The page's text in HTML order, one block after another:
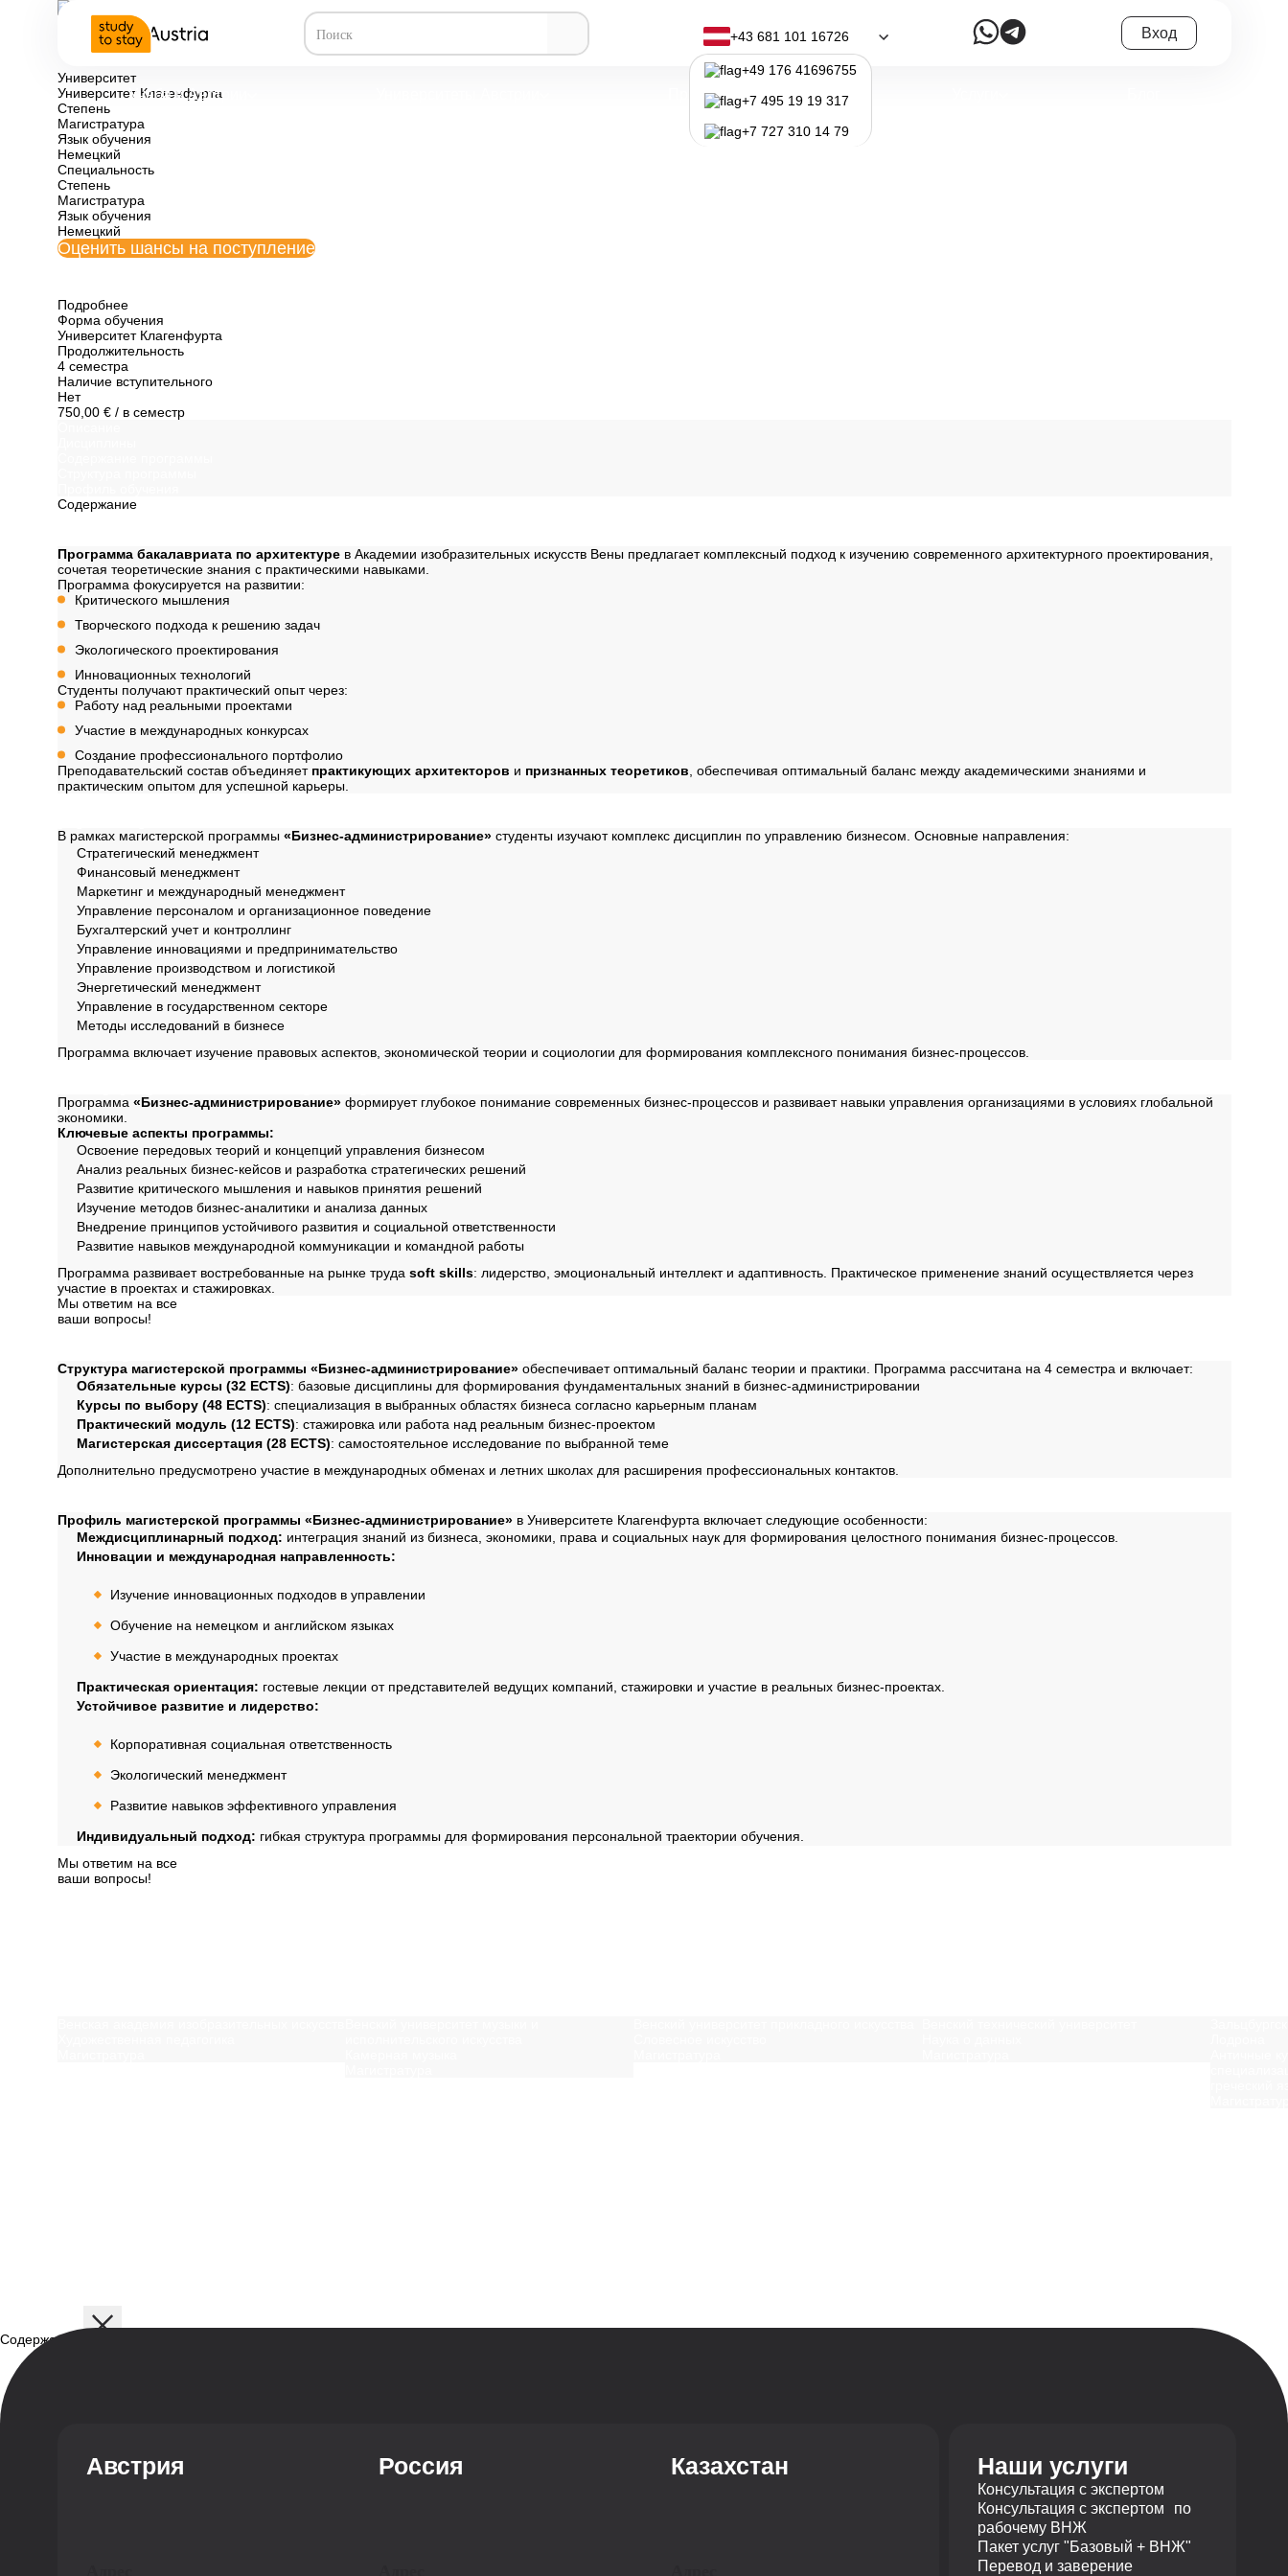
+43 681 101 16726
+49 176 41696755
+7 495 19 19 317
+7 727 310 14 79
Вход
Учеба в Австрии Программы обучения
Все программы обучения Австрии
Бизнес-администрирование
Университет
Университет Клагенфурта
Степень
Магистратура
Язык обучения
Немецкий
Специальность
Степень
Магистратура
Язык обучения
Немецкий
Оценить шансы на поступление
Подробнее
Форма обучения
Университет Клагенфурта
Продолжительность
4 семестра
Наличие вступительного
Нет
750,00 €/ в семестр
Содержание
Программа бакалавриата по архитектурев Академии изобразительных искусств Вены предлагает комплексный подход к изучению современного архитектурного проектирования,
сочетая теоретические знания с практическими навыками.
Программа фокусируется на развитии:
Критического мышления
Творческого подхода к решению задач
Экологического проектирования
Инновационных технологий
Студенты получают практический опыт через:
Работу над реальными проектами
Участие в международных конкурсах
Создание профессионального портфолио
Преподавательский состав объединяет практикующих архитекторов и признанных теоретиков , обеспечивая оптимальный баланс между академическими знаниями и
практическим опытом для успешной карьеры.
В рамках магистерской программы «Бизнес-администрирование»студенты изучают комплекс дисциплин по управлению бизнесом. Основные направления:
Стратегический менеджмент
Финансовый менеджмент
Маркетинг и международный менеджмент
Управление персоналом и организационное поведение
Бухгалтерский учет и контроллинг
Управление инновациями и предпринимательство
Управление производством и логистикой
Энергетический менеджмент
Управление в государственном секторе
Методы исследований в бизнесе
Программа включает изучение правовых аспектов, экономической теории и социологии для формирования комплексного понимания бизнес-процессов.
Программа «Бизнес-администрирование»формирует глубокое понимание современных бизнес-процессов и развивает навыки управления организациями в условиях глобальной
экономики.
Ключевые аспекты программы:
Освоение передовых теорий и концепций управления бизнесом
Анализ реальных бизнес-кейсов и разработка стратегических решений
Развитие критического мышления и навыков принятия решений
Изучение методов бизнес-аналитики и анализа данных
Внедрение принципов устойчивого развития и социальной ответственности
Развитие навыков международной коммуникации и командной работы
Программа развивает востребованные на рынке труда soft skills: лидерство, эмоциональный интеллект и адаптивность. Практическое применение знаний осуществляется через
участие в проектах и стажировках.
Мы ответим на все
ваши вопросы!
Структура магистерской программы «Бизнес-администрирование»обеспечивает оптимальный баланс теории и практики. Программа рассчитана на 4 семестра и включает:
Обязательные курсы (32 ECTS): базовые дисциплины для формирования фундаментальных знаний в бизнес-администрировании
Курсы по выбору (48 ECTS): специализация в выбранных областях бизнеса согласно карьерным планам
Практический модуль (12 ECTS): стажировка или работа над реальным бизнес-проектом
Магистерская диссертация (28 ECTS): самостоятельное исследование по выбранной теме
Дополнительно предусмотрено участие в международных обменах и летних школах для расширения профессиональных контактов.
Профиль магистерской программы «Бизнес-администрирование»в Университете Клагенфурта включает следующие особенности:
Междисциплинарный подход: интеграция знаний из бизнеса, экономики, права и социальных наук для формирования целостного понимания бизнес-процессов.
Инновации и международная направленность:
Изучение инновационных подходов в управлении
Обучение на немецком и английском языках
Участие в международных проектах
Практическая ориентация: гостевые лекции от представителей ведущих компаний, стажировки и участие в реальных бизнес-проектах.
Устойчивое развитие и лидерство:
Корпоративная социальная ответственность
Экологический менеджмент
Развитие навыков эффективного управления
Индивидуальный подход: гибкая структура программы для формирования персональной траектории обучения.
Мы ответим на все
ваши вопросы!
Содержание
Описание
Дисциплины
Содержание программы
Структура программы
Профиль обучения
Австрия Россия Казахстан Наши услуги
Консультация с экспертом
Консультация с экспертом по
рабочему ВНЖ
Пакет услуг "Базовый + ВНЖ"
Перевод и заверение